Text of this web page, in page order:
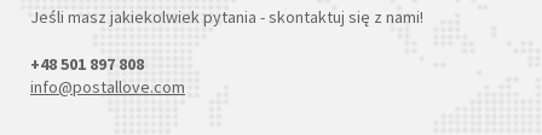
Jeśli masz jakiekolwiek pytania - skontaktuj się z nami!
+48 501 897 808
info@postallove.com